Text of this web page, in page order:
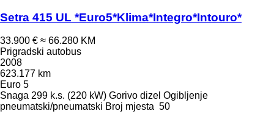
Setra 415 UL *Euro5*Klima*Integro*Intouro*
33.900 € ≈ 66.280 KM
Prigradski autobus
2008
623.177 km
Euro 5
Snaga 299 k.s. (220 kW) Gorivo dizel Ogibljenje
pneumatski/pneumatski Broj mjesta 50